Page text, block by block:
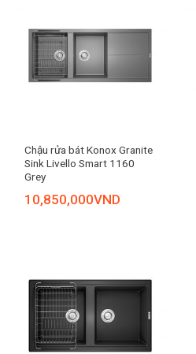
Chậu rửa bát Konox Granite
Sink Livello Smart 1160
Grey
10,850,000VND